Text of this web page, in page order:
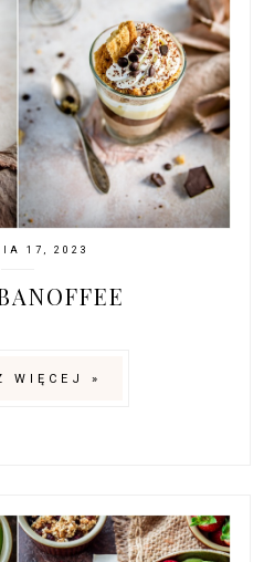
17, 2023
WIĘCEJ »